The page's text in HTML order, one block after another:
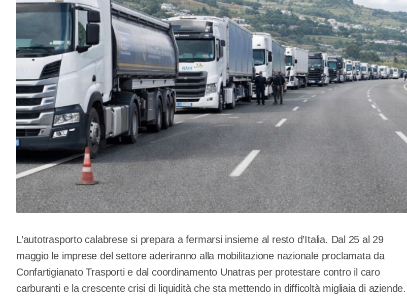
L’autotrasporto calabrese si prepara a fermarsi insieme al resto d’Italia. Dal 25 al 29
maggio le imprese del settore aderiranno alla mobilitazione nazionale proclamata da
Confartigianato Trasporti e dal coordinamento Unatras per protestare contro il caro
carburanti e la crescente crisi di liquidità che sta mettendo in difficoltà migliaia di aziende.